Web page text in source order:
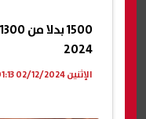
2024
الإثنين 02/12/2024 01:13 م